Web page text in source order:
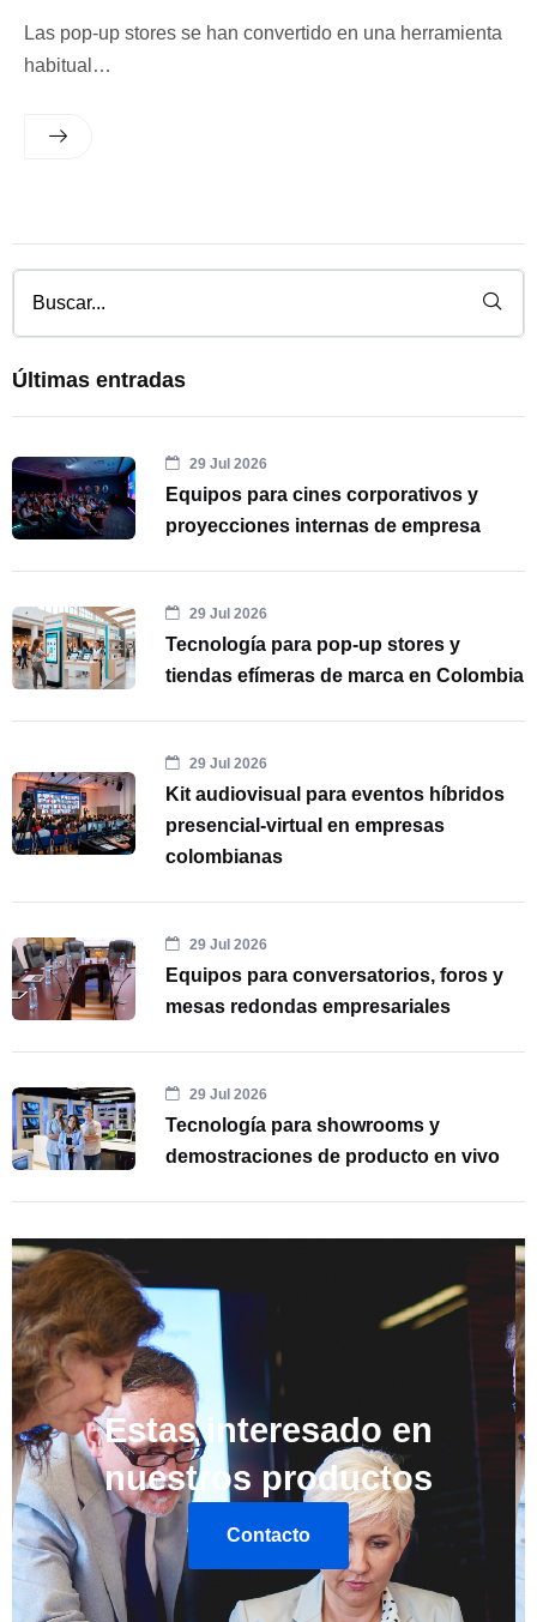
Las pop-up stores se han convertido en una herramienta
habitual…
Últimas entradas
29 Jul 2026
Equipos para cines corporativos y
proyecciones internas de empresa
29 Jul 2026
Tecnología para pop-up stores y
tiendas efímeras de marca en Colombia
29 Jul 2026
Kit audiovisual para eventos híbridos
presencial-virtual en empresas
colombianas
29 Jul 2026
Equipos para conversatorios, foros y
mesas redondas empresariales
29 Jul 2026
Tecnología para showrooms y
demostraciones de producto en vivo
Estas interesado en
nuestros productos
Contacto